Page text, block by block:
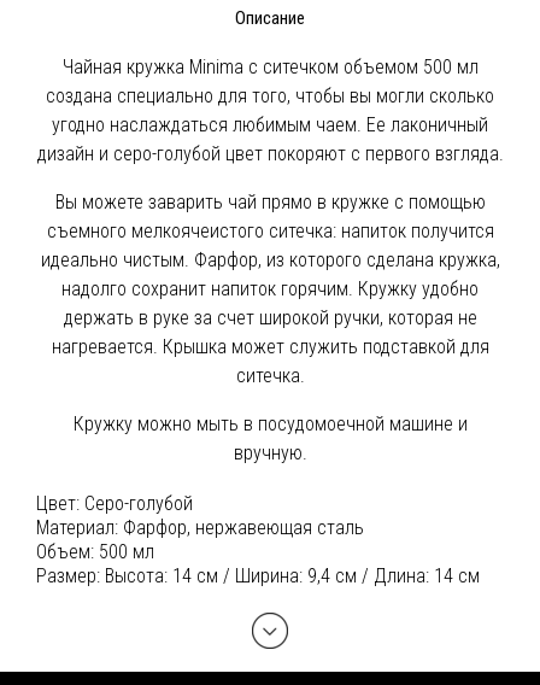
Описание
Чайная кружка Minima с ситечком объемом 500 мл
создана специально для того, чтобы вы могли сколько
угодно наслаждаться любимым чаем. Ее лаконичный
дизайн и серо-голубой цвет покоряют с первого взгляда.
Вы можете заварить чай прямо в кружке с помощью
съемного мелкоячеистого ситечка: напиток получится
идеально чистым. Фарфор, из которого сделана кружка,
надолго сохранит напиток горячим. Кружку удобно
держать в руке за счет широкой ручки, которая не
нагревается. Крышка может служить подставкой для
ситечка.
Кружку можно мыть в посудомоечной машине и
вручную.
Цвет: Серо-голубой
Материал: Фарфор, нержавеющая сталь
Объем: 500 мл
Размер: Высота: 14 см / Ширина: 9,4 см / Длина: 14 см